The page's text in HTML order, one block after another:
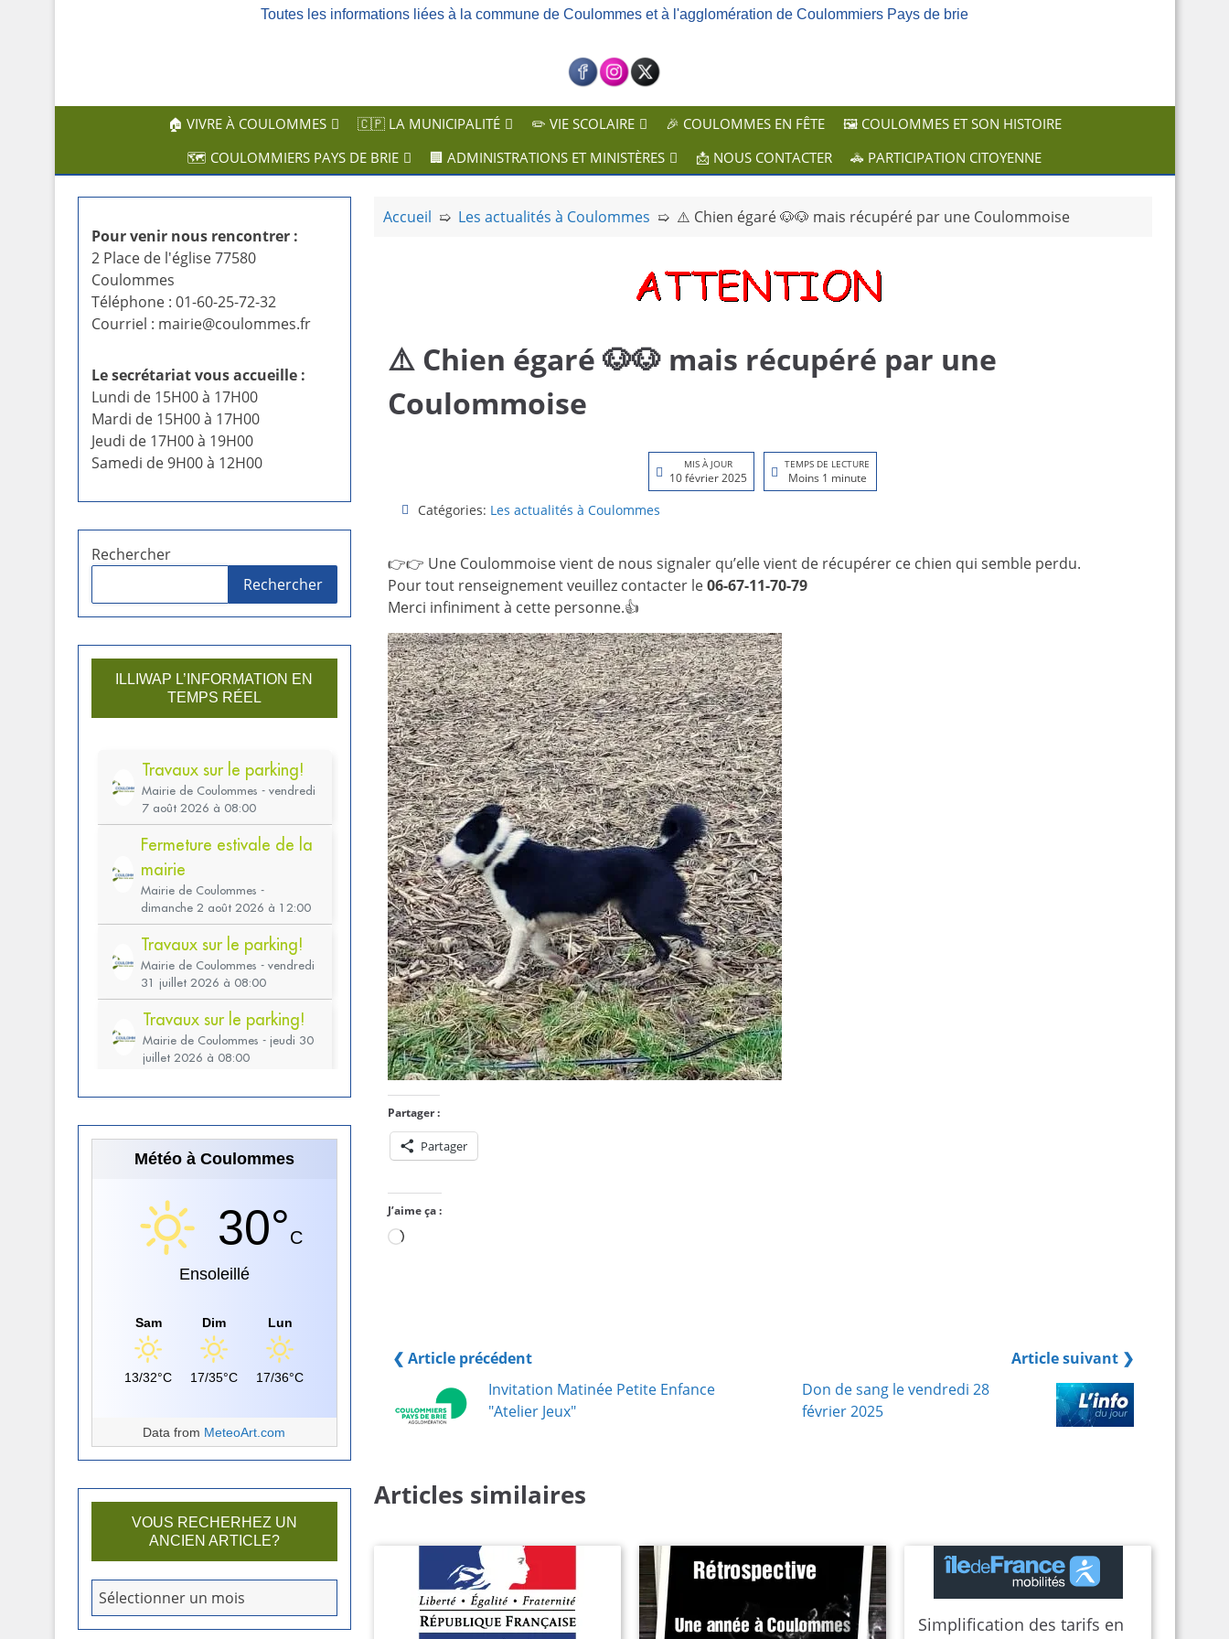
l
Toutes les informations liées à la commune de Coulommes et à l'agglomération de Coulommiers Pays de brie
🏠 VIVRE À COULOMMES 🇨🇵 LA MUNICIPALITÉ ✏️ VIE SCOLAIRE 🎉 COULOMMES EN FÊTE
🖼️ COULOMMES ET SON HISTOIRE
🗺️ COULOMMIERS PAYS DE BRIE
🏢 ADMINISTRATIONS ET MINISTÈRES 📩 NOUS CONTACTER 🚓 PARTICIPATION CITOYENNE
Accueil ➯ Les actualités à Coulommes ➯ ⚠️ Chien égaré 🐶🐶 mais récupéré par une Coulommoise
⚠️ Chien égaré 🐶🐶 mais récupéré par une
Coulommoise
MIS À JOUR
10 février 2025
TEMPS DE LECTURE
Moins 1 minute
Catégories: Les actualités à Coulommes
👉👉 Une Coulommoise vient de nous signaler qu’elle vient de récupérer ce chien qui semble perdu.
Pour tout renseignement veuillez contacter le06-67-11-70-79
Merci infiniment à cette personne.👍
Partager :
Partager
J’aime ça :
Chargement…
❮ Article précédent
Invitation Matinée Petite Enfance
"Atelier Jeux"
Article suivant ❯
Don de sang le vendredi 28
février 2025
Articles similaires
Simplification des tarifs en
Pour venir nous rencontrer :
2 Place de l'église 77580
Coulommes
Téléphone : 01-60-25-72-32
Courriel : mairie@coulommes.fr
Le secrétariat vous accueille :
Lundi de 15H00 à 17H00
Mardi de 15H00 à 17H00
Jeudi de 17H00 à 19H00
Samedi de 9H00 à 12H00
Rechercher
Rechercher
ILLIWAP L’INFORMATION EN
TEMPS RÉEL
Météo à Coulommes
30°C
Ensoleillé
Sam
13/32°C
Dim
17/35°C
Lun
17/36°C
Data from MeteoArt.com
VOUS RECHERHEZ UN
ANCIEN ARTICLE?
o
u
Sélectionner un mois